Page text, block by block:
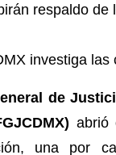
respaldo de
investiga las
de
abrió
una por